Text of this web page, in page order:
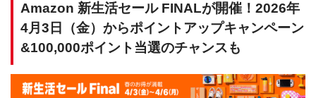
Amazon 新生活セール FINALが開催！2026年
4月3日（金）からポイントアップキャンペーン
&100,000ポイント当選のチャンスも